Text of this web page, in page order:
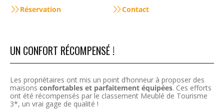
Réservation
Contact
UN CONFORT RÉCOMPENSÉ !
Les propriétaires ont mis un point d’honneur à proposer des
maisons confortables et parfaitement équipées. Ces efforts
ont été récompensés par le classement Meublé de Tourisme
3*, un vrai gage de qualité !